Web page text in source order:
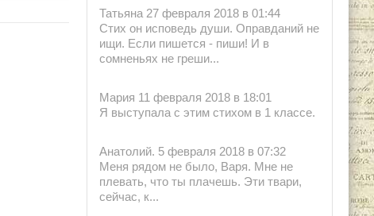
Татьяна 27 февраля 2018 в 01:44
Стих он исповедь души. Оправданий не
ищи. Если пишется - пиши! И в
сомненьях не греши...
Мария 11 февраля 2018 в 18:01
Я выступала с этим стихом в 1 классе.
Анатолий. 5 февраля 2018 в 07:32
Меня рядом не было, Варя. Мне не
плевать, что ты плачешь. Эти твари,
сейчас, к...